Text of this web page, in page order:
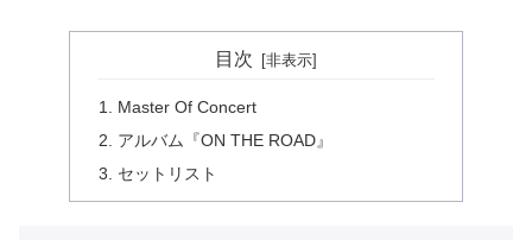
目次
Master Of Concert
アルバム『ON THE ROAD』
セットリスト